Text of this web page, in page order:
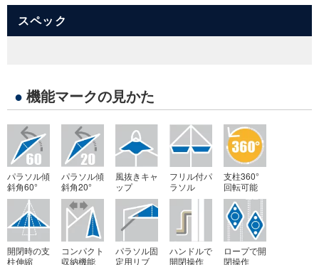
スペック
● 機能マークの見かた
パラソル傾
斜角60°
パラソル傾
斜角20°
風抜きキャ
ップ
フリル付パ
ラソル
支柱360°
回転可能
開閉時の支
柱伸縮
コンパクト
収納機能
パラソル固
定用リブ
ハンドルで
開閉操作
ロープで開
閉操作